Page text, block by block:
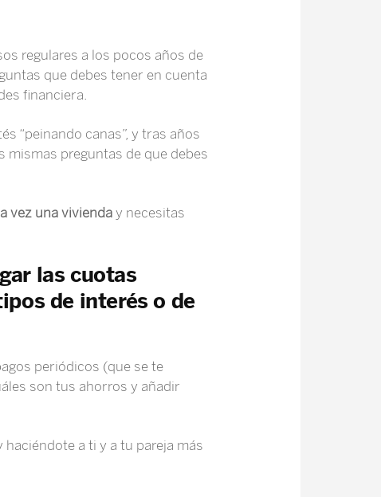
regulares a los pocos años de
que debes tener en cuenta
financiera.
“peinando canas”, y tras años
mismas preguntas de que debes
vez una vivienday necesitas
las cuotas
de interés o de
periódicos (que se te
son tus ahorros y añadir
a ti y a tu pareja más